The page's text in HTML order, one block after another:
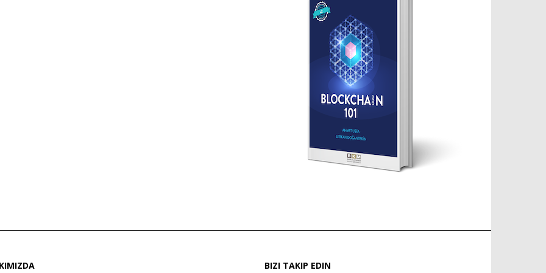
BIZI TAKIP EDIN